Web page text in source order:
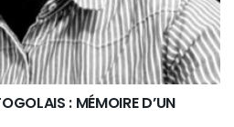
: MÉMOIRE D’UN